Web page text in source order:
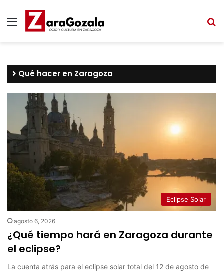
Menú
Qué hacer en Zaragoza
Eclipse Solar
agosto 6, 2026
¿Qué tiempo hará en Zaragoza durante
el eclipse?
La cuenta atrás para el eclipse solar total del 12 de agosto de